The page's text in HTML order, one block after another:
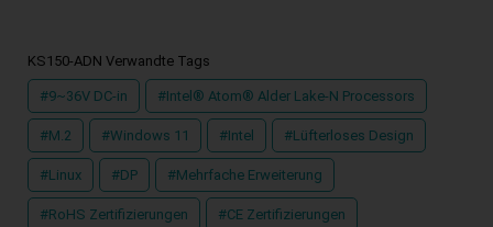
KS150-ADN Verwandte Tags
#9~36V DC-in #Intel® Atom® Alder Lake-N Processors
#M.2 #Windows 11 #Intel #Lüfterloses Design
#Linux #DP #Mehrfache Erweiterung
#RoHS Zertifizierungen #CE Zertifizierungen